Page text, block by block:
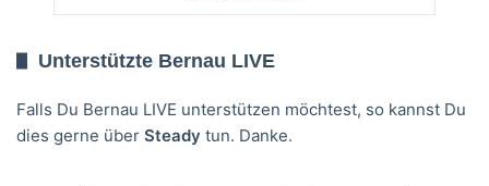
Unterstützte Bernau LIVE
Falls Du Bernau LIVE unterstützen möchtest, so kannst Du
dies gerne über Steady tun. Danke.